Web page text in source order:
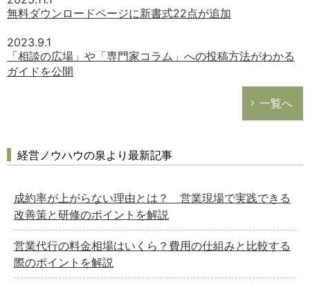
無料ダウンロードページに新書式22点が追加
2023.9.1
「相談の広場」や「専門家コラム」への投稿方法がわかる
ガイドを公開
一覧へ
経営ノウハウの泉より最新記事
成約率が上がらない理由とは？ 営業現場で実践できる
改善策と研修のポイントを解説
営業代行の料金相場はいくら？費用の仕組みと比較する
際のポイントを解説